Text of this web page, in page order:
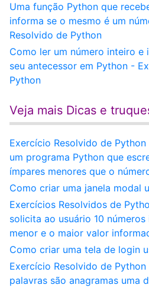
Uma função Python que
informa se o mesmo é um
Resolvido de Python
Como ler um número inteiro e
seu antecessor em Python -
Python
Veja mais Dicas e
Exercício Resolvido de
um programa Python que
ímpares menores que o
Como criar uma janela modal
Exercícios Resolvidos de
solicita ao usuário 10
menor e o maior valor
Como criar uma tela de login
Exercício Resolvido de
palavras são anagramas uma